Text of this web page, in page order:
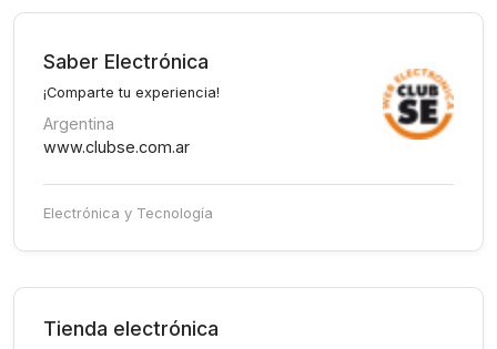
Saber Electrónica
¡Comparte tu experiencia!
Argentina
www.clubse.com.ar
Electrónica y Tecnología
Tienda electrónica